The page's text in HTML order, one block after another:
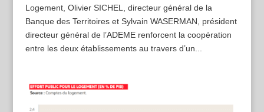
Logement, Olivier SICHEL, directeur général de la
Banque des Territoires et Sylvain WASERMAN, président
directeur général de l’ADEME renforcent la coopération
entre les deux établissements au travers d’un...